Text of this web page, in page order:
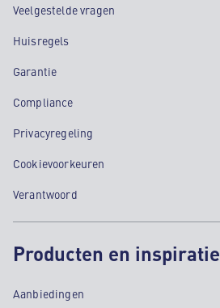
Veelgestelde vragen
Huisregels
Garantie
Compliance
Privacyregeling
Cookievoorkeuren
Verantwoord
Producten en inspiratie
Aanbiedingen